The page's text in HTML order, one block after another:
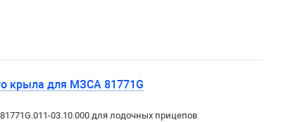
крыла для МЗСА 81771G
03.10.000 для лодочных прицепов